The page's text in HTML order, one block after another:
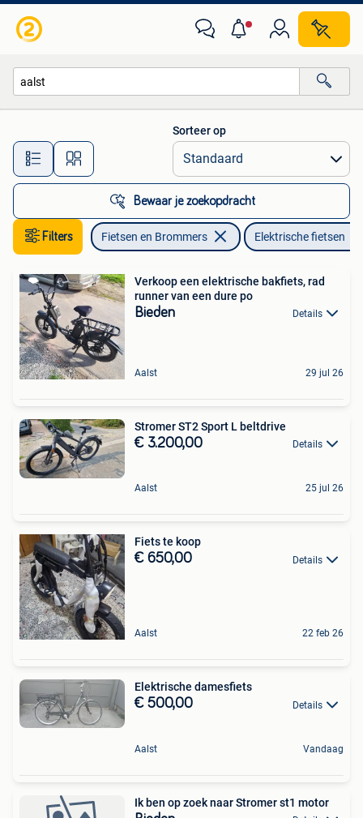
Alle afstanden…
Sorteer op
Bewaar je zoekopdracht
Filters Fietsen en Brommers Elektrische fietsen
Verkoop een elektrische bakfiets, rad
runner van een dure po
Bieden Details
Aalst 29 jul 26
Stromer ST2 Sport L beltdrive
€ 3.200,00 Details
Aalst 25 jul 26
Fiets te koop
€ 650,00 Details
Aalst 22 feb 26
Elektrische damesfiets
€ 500,00 Details
Aalst Vandaag
Ik ben op zoek naar Stromer st1 motor